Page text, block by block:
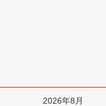
2026年8月